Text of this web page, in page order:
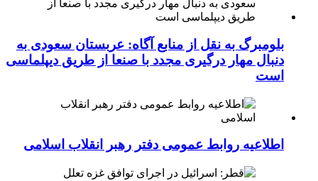
بلومبرگ به نقل از منابع آگاه: عربستان سعودی به
دنبال مهار درگیری مجدد با صنعا از طریق دیپلماسی
است
اطلاعیه روابط عمومی دفتر رهبر انقلاب اسلامی